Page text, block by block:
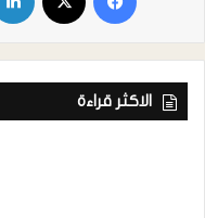
الاكثر قراءة